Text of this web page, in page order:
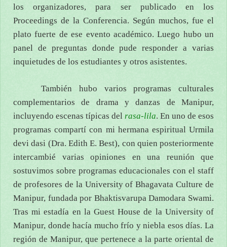
los organizadores, para ser publicado en los
Proceedings de la Conferencia. Según muchos, fue el
plato fuerte de ese evento académico. Luego hubo un
panel de preguntas donde pude responder a varias
inquietudes de los estudiantes y otros asistentes.
También hubo varios programas culturales
complementarios de drama y danzas de Manipur,
incluyendo escenas típicas del rasa-lila. En uno de esos
programas compartí con mi hermana espiritual Urmila
devi dasi (Dra. Edith E. Best), con quien posteriormente
intercambié varias opiniones en una reunión que
sostuvimos sobre programas educacionales con el staff
de profesores de la University of Bhagavata Culture de
Manipur, fundada por Bhaktisvarupa Damodara Swami.
Tras mi estadía en la Guest House de la University of
Manipur, donde hacía mucho frío y niebla esos días. La
región de Manipur, que pertenece a la parte oriental de